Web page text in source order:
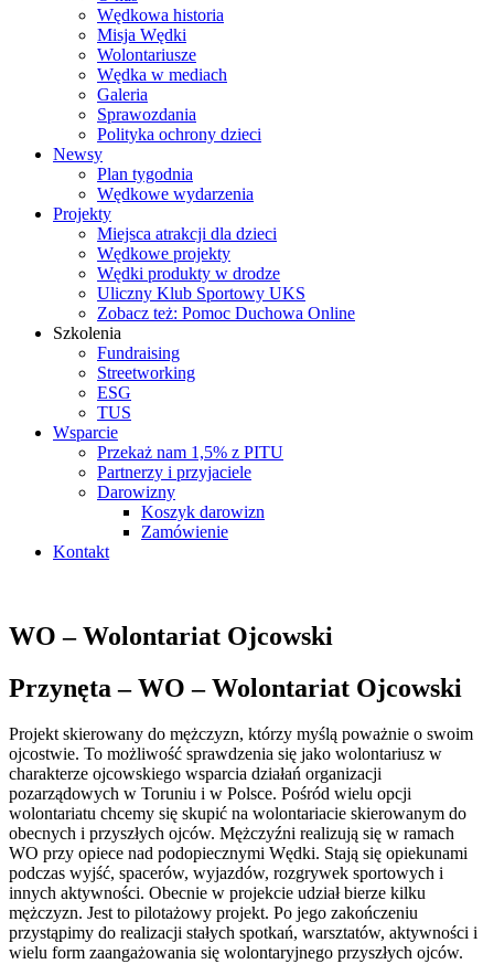
Wędkowa historia
Misja Wędki
Wolontariusze
Wędka w mediach
Galeria
Sprawozdania
Polityka ochrony dzieci
Newsy
Plan tygodnia
Wędkowe wydarzenia
Projekty
Miejsca atrakcji dla dzieci
Wędkowe projekty
Wędki produkty w drodze
Uliczny Klub Sportowy UKS
Zobacz też: Pomoc Duchowa Online
Szkolenia
Fundraising
Streetworking
ESG
TUS
Wsparcie
Przekaż nam 1,5% z PITU
Partnerzy i przyjaciele
Darowizny
Koszyk darowizn
Zamówienie
Kontakt
WO – Wolontariat Ojcowski
Przynęta – WO – Wolontariat Ojcowski
Projekt skierowany do mężczyzn, którzy myślą poważnie o swoim
ojcostwie. To możliwość sprawdzenia się jako wolontariusz w
charakterze ojcowskiego wsparcia działań organizacji
pozarządowych w Toruniu i w Polsce. Pośród wielu opcji
wolontariatu chcemy się skupić na wolontariacie skierowanym do
obecnych i przyszłych ojców. Mężczyźni realizują się w ramach
WO przy opiece nad podopiecznymi Wędki. Stają się opiekunami
podczas wyjść, spacerów, wyjazdów, rozgrywek sportowych i
innych aktywności. Obecnie w projekcie udział bierze kilku
mężczyzn. Jest to pilotażowy projekt. Po jego zakończeniu
przystąpimy do realizacji stałych spotkań, warsztatów, aktywności i
wielu form zaangażowania się wolontaryjnego przyszłych ojców.